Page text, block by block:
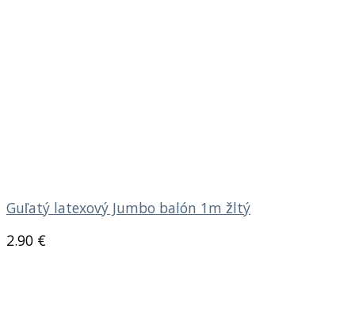
Guľatý latexový Jumbo balón 1m žltý
2.90 €